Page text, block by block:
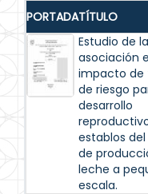
PORTADATÍTULO
Estudio de la
asociación e
impacto de
de riesgo
desarrollo
establos
de
leche a
escala.